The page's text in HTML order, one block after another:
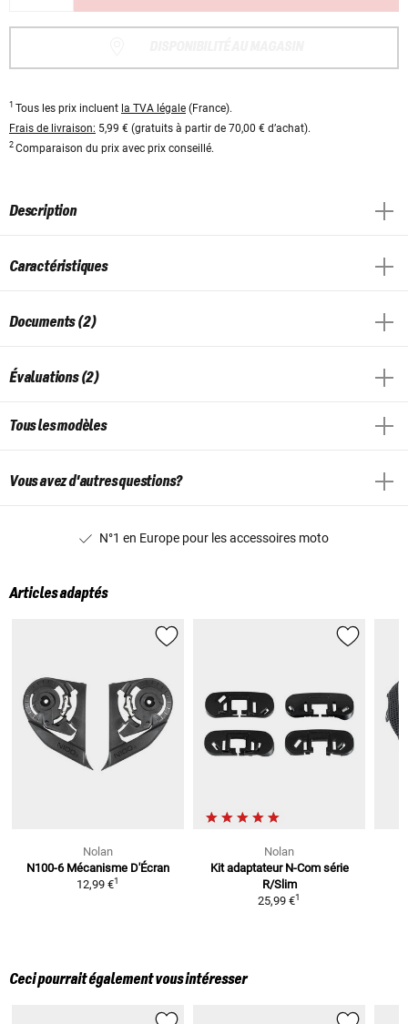
1 Tous les prix incluent la TVA légale (France).
Frais de livraison: 5,99 € (gratuits à partir de 70,00 € d’achat).
2 Comparaison du prix avec prix conseillé.
Description
Caractéristiques
Documents (2)
Évaluations (2)
Tous les modèles
Vous avez d'autres questions?
N°1 en Europe pour les accessoires moto
Articles adaptés
Nolan
N100-6 Mécanisme D'Écran
12,99 €1
Nolan
Kit adaptateur N-Com série
R/Slim
25,99 €1
Ceci pourrait également vous intéresser